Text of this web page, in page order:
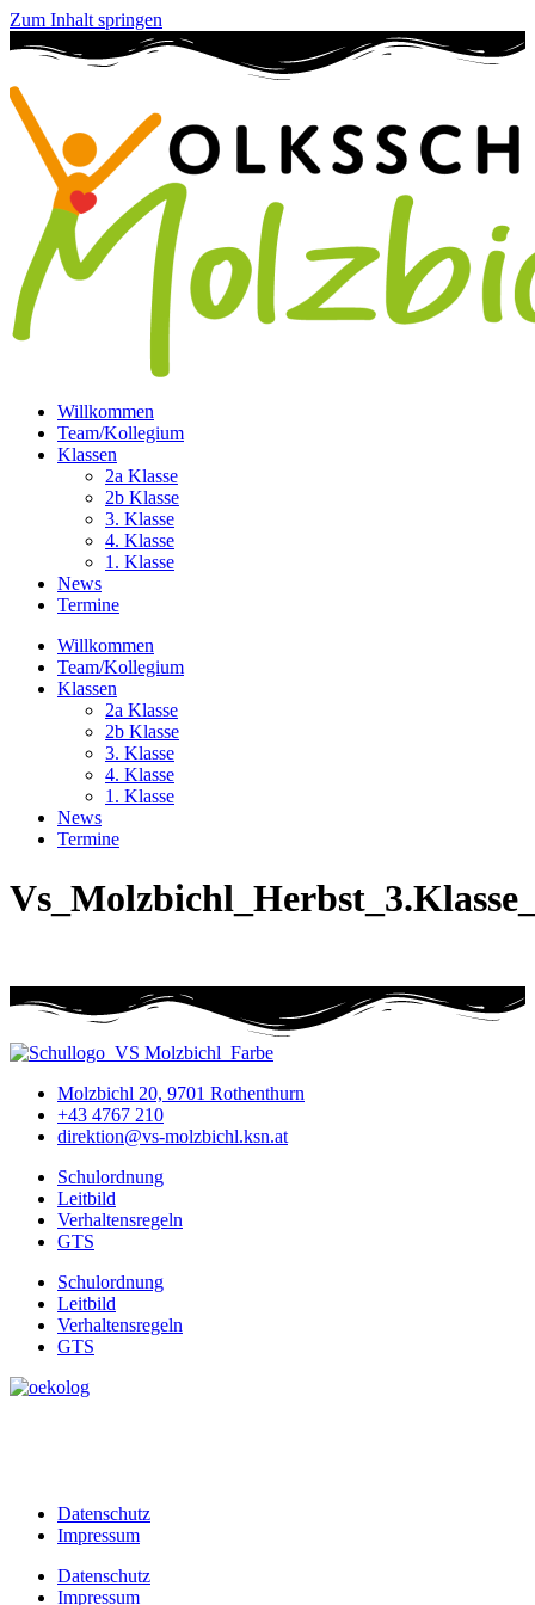
Zum Inhalt springen
Willkommen
Team/Kollegium
Klassen
2a Klasse
2b Klasse
3. Klasse
4. Klasse
1. Klasse
News
Termine
Willkommen
Team/Kollegium
Klassen
2a Klasse
2b Klasse
3. Klasse
4. Klasse
1. Klasse
News
Termine
Molzbichl 20, 9701 Rothenthurn
+43 4767 210
direktion@vs-molzbichl.ksn.at
Schulordnung
Leitbild
Verhaltensregeln
GTS
Schulordnung
Leitbild
Verhaltensregeln
GTS
Datenschutz
Impressum
Datenschutz
Impressum